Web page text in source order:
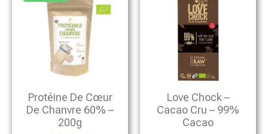
Protéine De Cœur
De Chanvre 60% –
200g
Love Chock –
Cacao Cru – 99%
Cacao